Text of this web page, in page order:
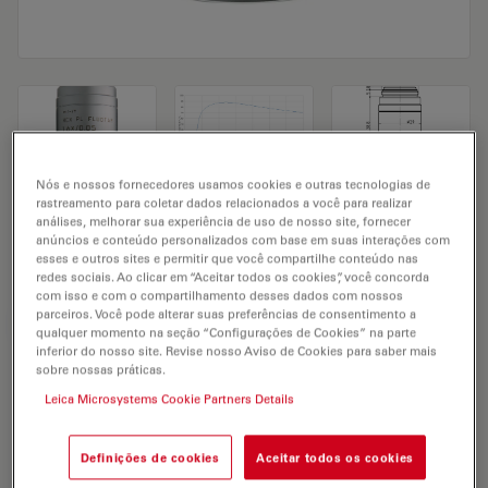
Microscope Objective HC PL FLUOTAR
1,6x/0,05
SOLICITAÇÃO DE ORÇAMENTO
Discover the perfect solution. Explore
your needs.
Nós e nossos fornecedores usamos cookies e outras tecnologias de
rastreamento para coletar dados relacionados a você para realizar
análises, melhorar sua experiência de uso de nosso site, fornecer
anúncios e conteúdo personalizados com base em suas interações com
esses e outros sites e permitir que você compartilhe conteúdo nas
redes sociais. Ao clicar em “Aceitar todos os cookies”, você concorda
com isso e com o compartilhamento desses dados com nossos
parceiros. Você pode alterar suas preferências de consentimento a
qualquer momento na seção “Configurações de Cookies” na parte
inferior do nosso site. Revise nosso Aviso de Cookies para saber mais
sobre nossas práticas.
Leica Microsystems Cookie Partners Details
Definições de cookies Aceitar todos os cookies